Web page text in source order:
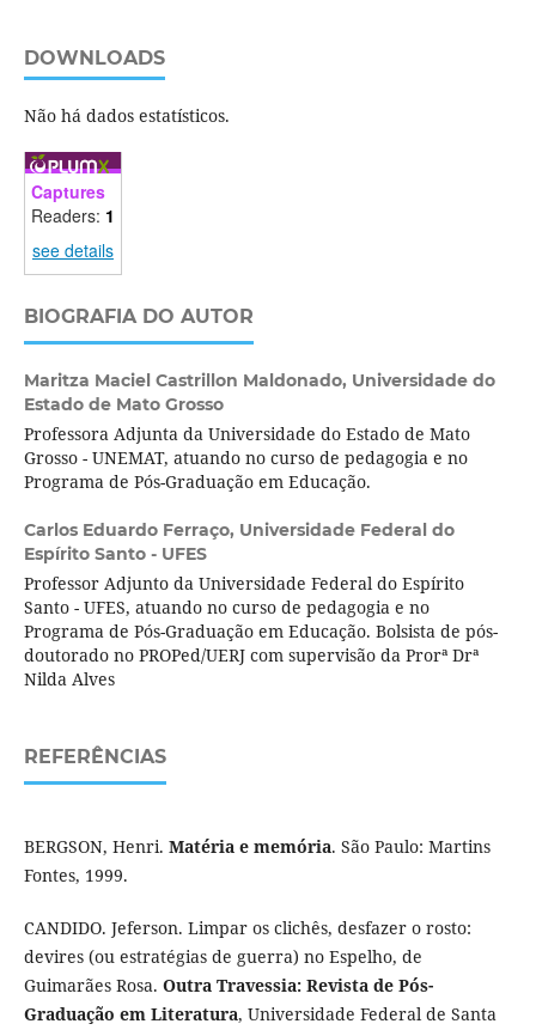
DOWNLOADS
Não há dados estatísticos.
Captures
Readers: 1
see details
BIOGRAFIA DO AUTOR
Maritza Maciel Castrillon Maldonado, Universidade do
Estado de Mato Grosso
Professora Adjunta da Universidade do Estado de Mato
Grosso - UNEMAT, atuando no curso de pedagogia e no
Programa de Pós-Graduação em Educação.
Carlos Eduardo Ferraço, Universidade Federal do
Espírito Santo - UFES
Professor Adjunto da Universidade Federal do Espírito
Santo - UFES, atuando no curso de pedagogia e no
Programa de Pós-Graduação em Educação. Bolsista de pós-
doutorado no PROPed/UERJ com supervisão da Prorª Drª
Nilda Alves
REFERÊNCIAS
BERGSON, Henri. Matéria e memória. São Paulo: Martins
Fontes, 1999.
CANDIDO. Jeferson. Limpar os clichês, desfazer o rosto:
devires (ou estratégias de guerra) no Espelho, de
Guimarães Rosa. Outra Travessia: Revista de Pós-
Graduação em Literatura, Universidade Federal de Santa